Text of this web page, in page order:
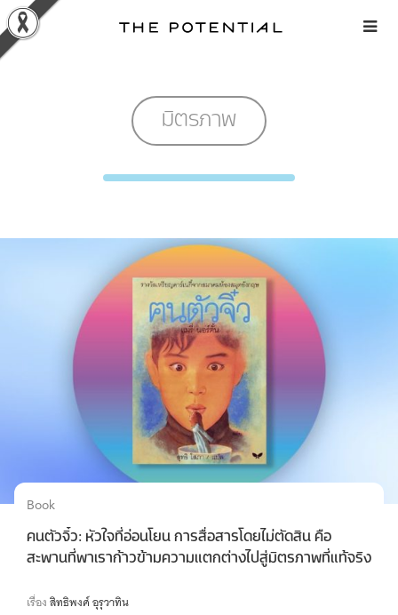
Skip
to
content
มิตรภาพ
Book
คนตัวจิ๋ว: หัวใจที่อ่อนโยน การสื่อสารโดยไม่ตัดสิน คือ
สะพานที่พาเราก้าวข้ามความแตกต่างไปสู่มิตรภาพที่แท้จริง
เรื่องสิทธิพงศ์ อุรุวาทิน